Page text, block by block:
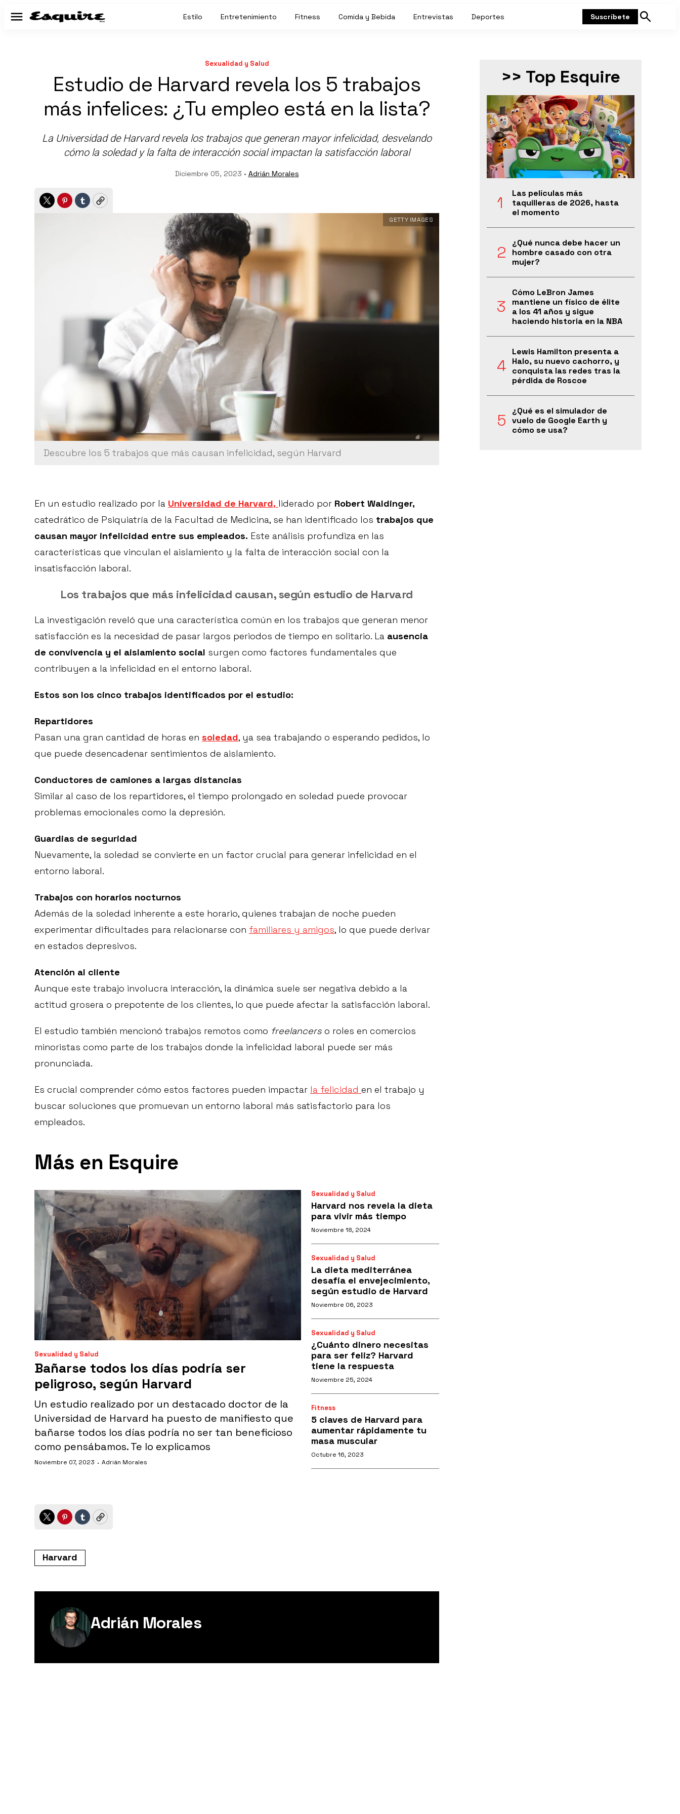
Menú Estilo Entretenimiento Fitness Comida y Bebida Entrevistas Deportes Suscríbete
Mostrar
Sexualidad y Salud
Estudio de Harvard revela los 5 trabajos
más infelices: ¿Tu empleo está en la lista?
La Universidad de Harvard revela los trabajos que generan mayor infelicidad, desvelando
cómo la soledad y la falta de interacción social impactan la satisfacción laboral
Diciembre 05, 2023 • Adrián Morales
TwitterPinterest
TumblrCopy
Descubre los 5 trabajos que más causan infelicidad, según Harvard
GETTY IMAGES
En un estudio realizado por la Universidad de Harvard, liderado por Robert Waldinger,
catedrático de Psiquiatría de la Facultad de Medicina, se han identificado los trabajos que
causan mayor infelicidad entre sus empleados. Este análisis profundiza en las
características que vinculan el aislamiento y la falta de interacción social con la
insatisfacción laboral.
Los trabajos que más infelicidad causan, según estudio de Harvard
La investigación reveló que una característica común en los trabajos que generan menor
satisfacción es la necesidad de pasar largos periodos de tiempo en solitario. La ausencia
de convivencia y el aislamiento social surgen como factores fundamentales que
contribuyen a la infelicidad en el entorno laboral.
Estos son los cinco trabajos identificados por el estudio:
Repartidores
Pasan una gran cantidad de horas en soledad, ya sea trabajando o esperando pedidos, lo
que puede desencadenar sentimientos de aislamiento.
Conductores de camiones a largas distancias
Similar al caso de los repartidores, el tiempo prolongado en soledad puede provocar
problemas emocionales como la depresión.
Guardias de seguridad
Nuevamente, la soledad se convierte en un factor crucial para generar infelicidad en el
entorno laboral.
Trabajos con horarios nocturnos
Además de la soledad inherente a este horario, quienes trabajan de noche pueden
experimentar dificultades para relacionarse con familiares y amigos, lo que puede derivar
en estados depresivos.
Atención al cliente
Aunque este trabajo involucra interacción, la dinámica suele ser negativa debido a la
actitud grosera o prepotente de los clientes, lo que puede afectar la satisfacción laboral.
El estudio también mencionó trabajos remotos como freelancers o roles en comercios
minoristas como parte de los trabajos donde la infelicidad laboral puede ser más
pronunciada.
Es crucial comprender cómo estos factores pueden impactar la felicidad en el trabajo y
buscar soluciones que promuevan un entorno laboral más satisfactorio para los
empleados.
Más en Esquire
Sexualidad y Salud
Bañarse todos los días podría ser
peligroso, según Harvard
Un estudio realizado por un destacado doctor de la
Universidad de Harvard ha puesto de manifiesto que
bañarse todos los días podría no ser tan beneficioso
como pensábamos. Te lo explicamos
Noviembre 07, 2023 · Adrián Morales
Sexualidad y Salud
Harvard nos revela la dieta
para vivir más tiempo
Noviembre 18, 2024
Sexualidad y Salud
La dieta mediterránea
desafía el envejecimiento,
según estudio de Harvard
Noviembre 06, 2023
Sexualidad y Salud
¿Cuánto dinero necesitas
para ser feliz? Harvard
tiene la respuesta
Noviembre 25, 2024
Fitness
5 claves de Harvard para
aumentar rápidamente tu
masa muscular
Octubre 16, 2023
TwitterPinterest
TumblrCopy
Harvard
Adrián Morales
>> Top Esquire
Las películas más
taquilleras de 2026, hasta
el momento
¿Qué nunca debe hacer un
hombre casado con otra
mujer?
Cómo LeBron James
mantiene un físico de élite
a los 41 años y sigue
haciendo historia en la NBA
Lewis Hamilton presenta a
Halo, su nuevo cachorro, y
conquista las redes tras la
pérdida de Roscoe
¿Qué es el simulador de
vuelo de Google Earth y
cómo se usa?